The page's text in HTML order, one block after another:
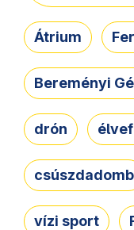
Átrium
Bereményi
drón
csúszdadomb
vízi sport